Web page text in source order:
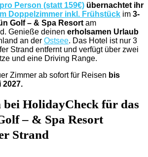
Person (statt 159€) übernachtet ihr
Doppelzimmer inkl. Frühstück im 3-
Golf – & Spa Resort am
Genieße deinen erholsamen Urlaub
an der Ostsee. Das Hotel ist nur 3
Strand entfernt und verfügt über zwei
und eine Driving Range.
Zimmer ab sofort für Reisen bis
bei HolidayCheck für das
– & Spa Resort
Strand